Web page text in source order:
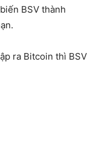
BSV thành
ra Bitcoin thì BSV